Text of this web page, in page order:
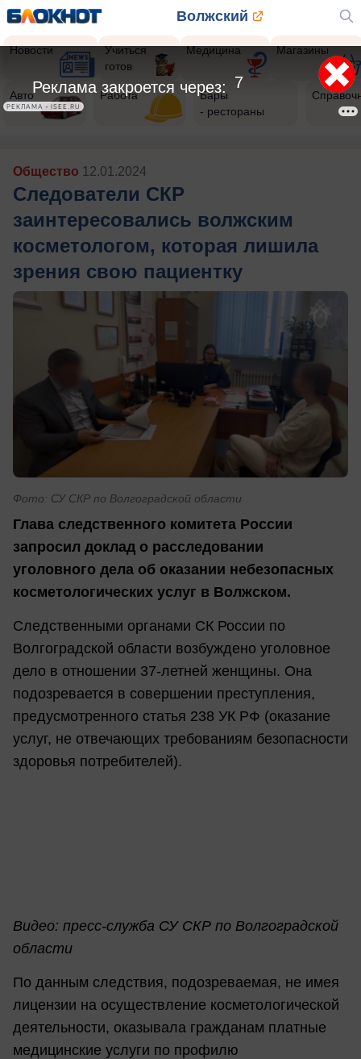
Волжский
Новости
Учиться
готов
Медицина Магазины
Авто Работа
Бары
- рестораны
Общество 12.01.2024
Следователи СКР
заинтересовались волжским
косметологом, которая лишила
зрения свою пациентку
Фото: СУ СКР по Волгоградской области
Глава следственного комитета России
запросил доклад о расследовании
уголовного дела об оказании небезопасных
косметологических услуг в Волжском.
Следственными органами СК России по
Волгоградской области возбуждено уголовное
дело в отношении 37-летней женщины. Она
подозревается в совершении преступления,
предусмотренного статья 238 УК РФ (оказание
услуг, не отвечающих требованиям безопасности
здоровья потребителей).
Видео: пресс-служба СУ СКР по Волгоградской
области
По данным следствия, подозреваемая, не имея
лицензии на осуществление косметологической
деятельности, оказывала гражданам платные
медицинские услуги по профилю
5
Реклама закроется через:
РЕКЛАМА • ISEE.RU